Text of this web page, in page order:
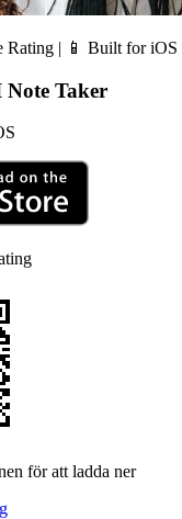
Rating | 📱 Built for iOS
Note Taker
för att ladda ner